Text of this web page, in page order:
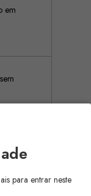
em
para entrar neste